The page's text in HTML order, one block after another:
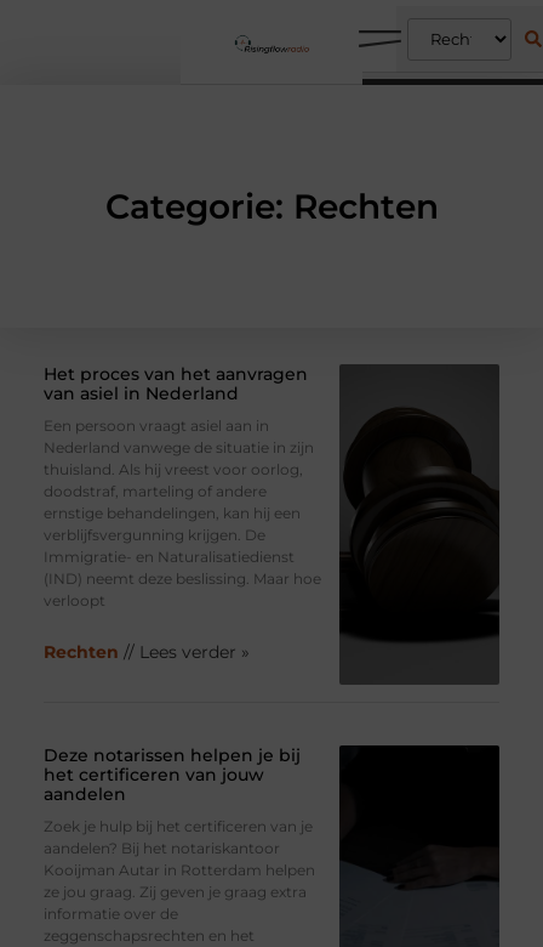
Categorie: Rechten
Het proces van het aanvragen
van asiel in Nederland
Een persoon vraagt asiel aan in
Nederland vanwege de situatie in zijn
thuisland. Als hij vreest voor oorlog,
doodstraf, marteling of andere
ernstige behandelingen, kan hij een
verblijfsvergunning krijgen. De
Immigratie- en Naturalisatiedienst
(IND) neemt deze beslissing. Maar hoe
verloopt
Rechten // Lees verder »
Deze notarissen helpen je bij
het certificeren van jouw
aandelen
Zoek je hulp bij het certificeren van je
aandelen? Bij het notariskantoor
Kooijman Autar in Rotterdam helpen
ze jou graag. Zij geven je graag extra
informatie over de
zeggenschapsrechten en het